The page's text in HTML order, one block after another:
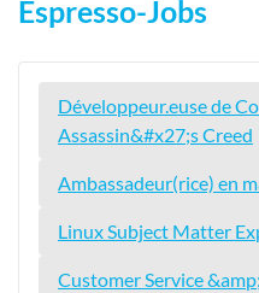
Espresso-Jobs
Développeur.euse de
Assassin&#x27;s Creed
Ambassadeur(rice) en
Linux Subject Matter
Customer Service